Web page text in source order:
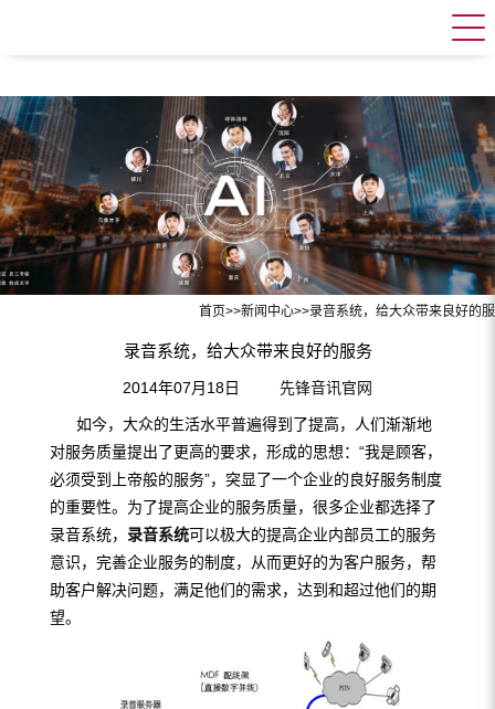
首页>>新闻中心>>录音系统，给大众带来良好的
录音系统，给大众带来良好的服务
2014年07月18日 先锋音讯官网
如今，大众的生活水平普遍得到了提高，人们渐渐地
对服务质量提出了更高的要求，形成的思想：“我是顾客，
必须受到上帝般的服务”，突显了一个企业的良好服务制度
的重要性。为了提高企业的服务质量，很多企业都选择了
录音系统， 录音系统可以极大的提高企业内部员工的服务
意识，完善企业服务的制度，从而更好的为客户服务，帮
助客户解决问题，满足他们的需求，达到和超过他们的期
望。